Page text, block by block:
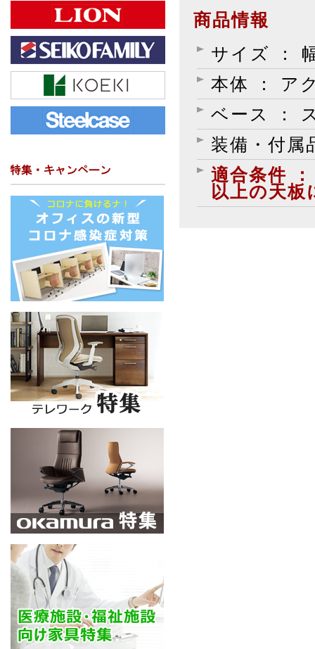
商品情報
サイズ ：
本体 ： ア
ベース ：
装備・付属
適合条件
以上の天板